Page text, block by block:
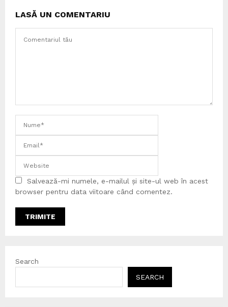
LASĂ UN COMENTARIU
Salvează-mi numele, e-mailul și site-ul web în acest
browser pentru data viitoare când comentez.
Search
SEARCH